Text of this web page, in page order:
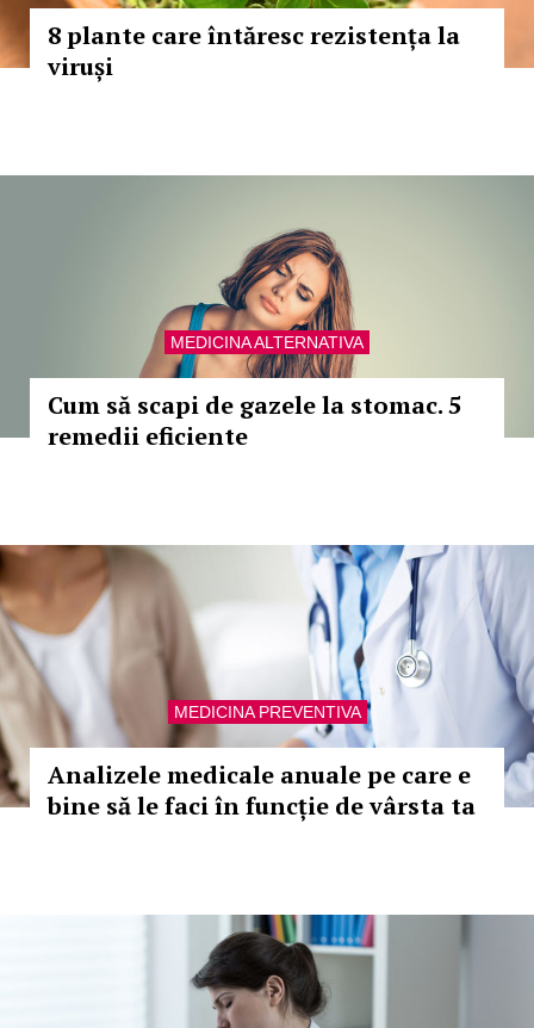
8 plante care întăresc rezistența la
viruși
MEDICINA ALTERNATIVA
Cum să scapi de gazele la stomac. 5
remedii eficiente
MEDICINA PREVENTIVA
Analizele medicale anuale pe care e
bine să le faci în funcție de vârsta ta